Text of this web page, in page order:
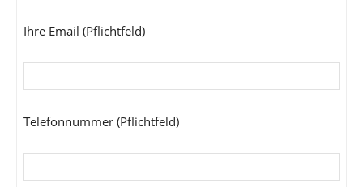
Ihre Email (Pflichtfeld)
Telefonnummer (Pflichtfeld)